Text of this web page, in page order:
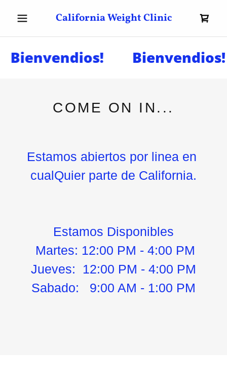
California Weight Clinic
Bienvendios!
COME ON IN...
Estamos abiertos por linea en
cualQuier parte de California.
Estamos Disponibles
Martes: 12:00 PM - 4:00 PM
Jueves: 12:00 PM - 4:00 PM
Sabado: 9:00 AM - 1:00 PM